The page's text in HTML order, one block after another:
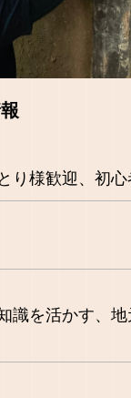
り様歓迎、初
識を活かす、